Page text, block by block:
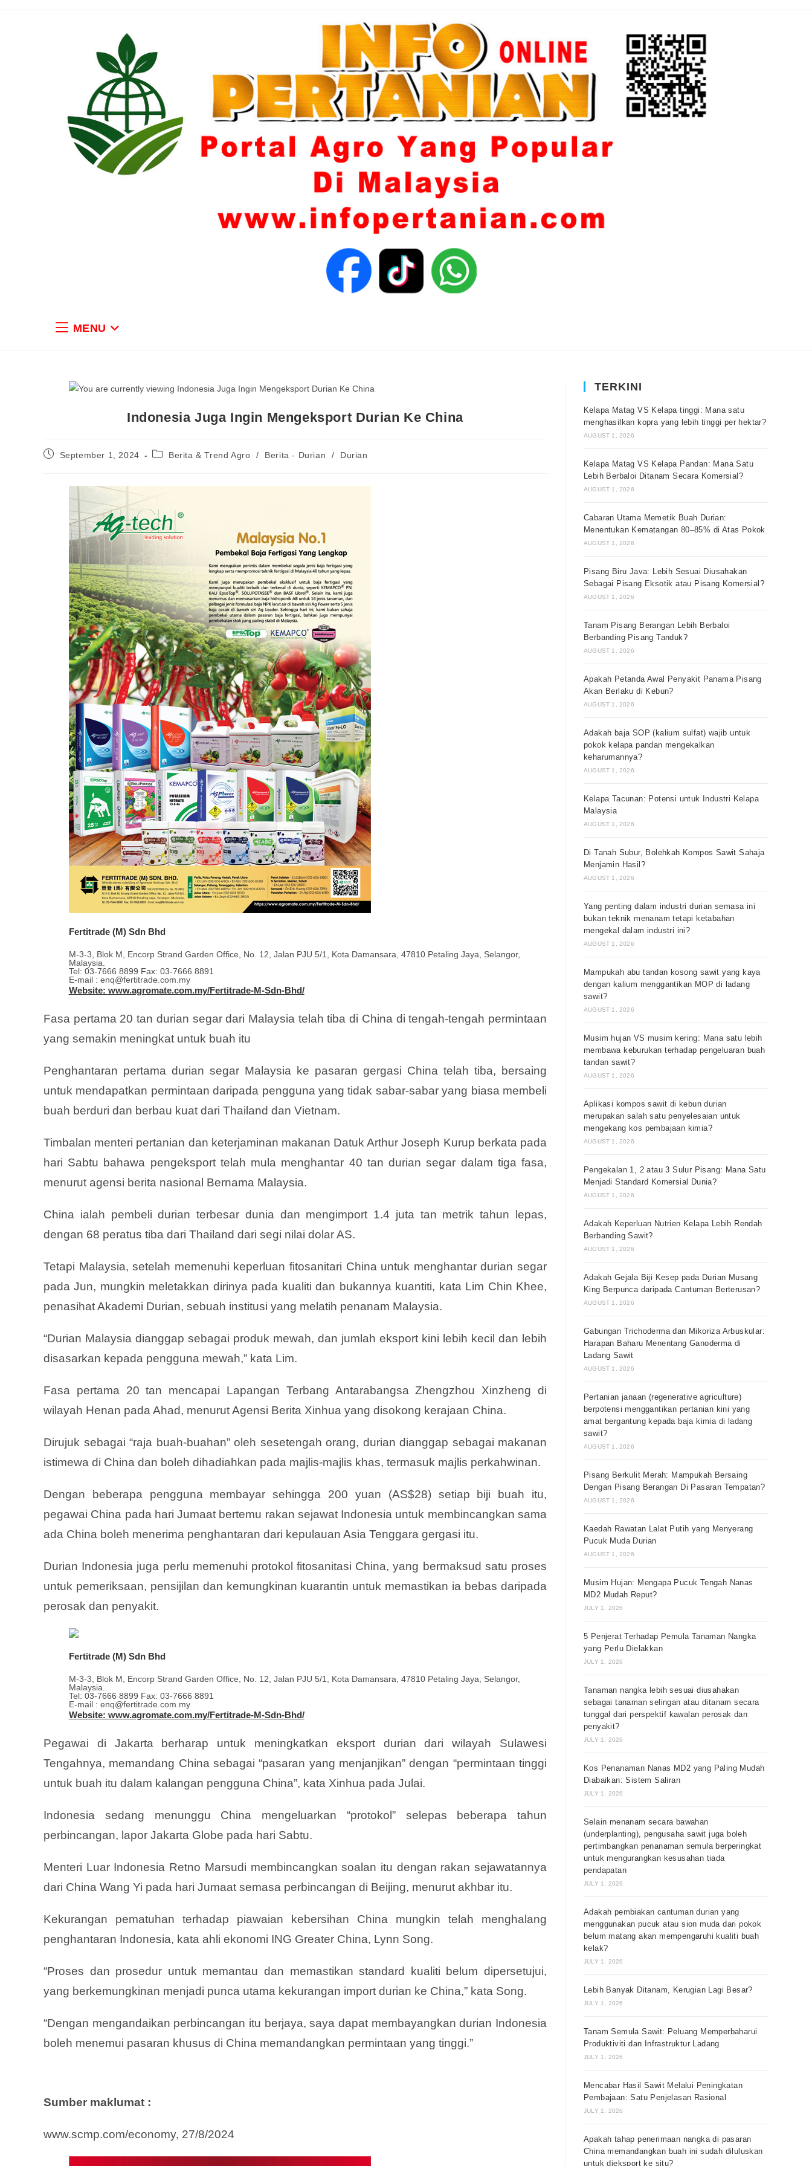
MENU
Indonesia Juga Ingin Mengeksport Durian Ke China
September 1, 2024 Berita & Trend Agro / Berita - Durian / Durian
Fertitrade (M) Sdn Bhd
M-3-3, Blok M, Encorp Strand Garden Office, No. 12, Jalan PJU 5/1, Kota Damansara, 47810 Petaling Jaya, Selangor,
Malaysia.
Tel: 03-7666 8899 Fax: 03-7666 8891
E-mail : enq@fertitrade.com.my
Website: www.agromate.com.my/Fertitrade-M-Sdn-Bhd/
Fasa pertama 20 tan durian segar dari Malaysia telah tiba di China di tengah-tengah permintaan
yang semakin meningkat untuk buah itu
Penghantaran pertama durian segar Malaysia ke pasaran gergasi China telah tiba, bersaing
untuk mendapatkan permintaan daripada pengguna yang tidak sabar-sabar yang biasa membeli
buah berduri dan berbau kuat dari Thailand dan Vietnam.
Timbalan menteri pertanian dan keterjaminan makanan Datuk Arthur Joseph Kurup berkata pada
hari Sabtu bahawa pengeksport telah mula menghantar 40 tan durian segar dalam tiga fasa,
menurut agensi berita nasional Bernama Malaysia.
China ialah pembeli durian terbesar dunia dan mengimport 1.4 juta tan metrik tahun lepas,
dengan 68 peratus tiba dari Thailand dari segi nilai dolar AS.
Tetapi Malaysia, setelah memenuhi keperluan fitosanitari China untuk menghantar durian segar
pada Jun, mungkin meletakkan dirinya pada kualiti dan bukannya kuantiti, kata Lim Chin Khee,
penasihat Akademi Durian, sebuah institusi yang melatih penanam Malaysia.
“Durian Malaysia dianggap sebagai produk mewah, dan jumlah eksport kini lebih kecil dan lebih
disasarkan kepada pengguna mewah,” kata Lim.
Fasa pertama 20 tan mencapai Lapangan Terbang Antarabangsa Zhengzhou Xinzheng di
wilayah Henan pada Ahad, menurut Agensi Berita Xinhua yang disokong kerajaan China.
Dirujuk sebagai “raja buah-buahan” oleh sesetengah orang, durian dianggap sebagai makanan
istimewa di China dan boleh dihadiahkan pada majlis-majlis khas, termasuk majlis perkahwinan.
Dengan beberapa pengguna membayar sehingga 200 yuan (AS$28) setiap biji buah itu,
pegawai China pada hari Jumaat bertemu rakan sejawat Indonesia untuk membincangkan sama
ada China boleh menerima penghantaran dari kepulauan Asia Tenggara gergasi itu.
Durian Indonesia juga perlu memenuhi protokol fitosanitasi China, yang bermaksud satu proses
untuk pemeriksaan, pensijilan dan kemungkinan kuarantin untuk memastikan ia bebas daripada
perosak dan penyakit.
Fertitrade (M) Sdn Bhd
M-3-3, Blok M, Encorp Strand Garden Office, No. 12, Jalan PJU 5/1, Kota Damansara, 47810 Petaling Jaya, Selangor,
Malaysia.
Tel: 03-7666 8899 Fax: 03-7666 8891
E-mail : enq@fertitrade.com.my
Website: www.agromate.com.my/Fertitrade-M-Sdn-Bhd/
Pegawai di Jakarta berharap untuk meningkatkan eksport durian dari wilayah Sulawesi
Tengahnya, memandang China sebagai “pasaran yang menjanjikan” dengan “permintaan tinggi
untuk buah itu dalam kalangan pengguna China”, kata Xinhua pada Julai.
Indonesia sedang menunggu China mengeluarkan “protokol” selepas beberapa tahun
perbincangan, lapor Jakarta Globe pada hari Sabtu.
Menteri Luar Indonesia Retno Marsudi membincangkan soalan itu dengan rakan sejawatannya
dari China Wang Yi pada hari Jumaat semasa perbincangan di Beijing, menurut akhbar itu.
Kekurangan pematuhan terhadap piawaian kebersihan China mungkin telah menghalang
penghantaran Indonesia, kata ahli ekonomi ING Greater China, Lynn Song.
“Proses dan prosedur untuk memantau dan memastikan standard kualiti belum dipersetujui,
yang berkemungkinan menjadi punca utama kekurangan import durian ke China,” kata Song.
“Dengan mengandaikan perbincangan itu berjaya, saya dapat membayangkan durian Indonesia
boleh menemui pasaran khusus di China memandangkan permintaan yang tinggi.”
Sumber maklumat :
www.scmp.com/economy, 27/8/2024
TERKINI
Kelapa Matag VS Kelapa tinggi: Mana satu
menghasilkan kopra yang lebih tinggi per hektar?
AUGUST 1, 2026
Kelapa Matag VS Kelapa Pandan: Mana Satu
Lebih Berbaloi Ditanam Secara Komersial?
AUGUST 1, 2026
Cabaran Utama Memetik Buah Durian:
Menentukan Kematangan 80–85% di Atas Pokok
AUGUST 1, 2026
Pisang Biru Java: Lebih Sesuai Diusahakan
Sebagai Pisang Eksotik atau Pisang Komersial?
AUGUST 1, 2026
Tanam Pisang Berangan Lebih Berbaloi
Berbanding Pisang Tanduk?
AUGUST 1, 2026
Apakah Petanda Awal Penyakit Panama Pisang
Akan Berlaku di Kebun?
AUGUST 1, 2026
Adakah baja SOP (kalium sulfat) wajib untuk
pokok kelapa pandan mengekalkan
keharumannya?
AUGUST 1, 2026
Kelapa Tacunan: Potensi untuk Industri Kelapa
Malaysia
AUGUST 1, 2026
Di Tanah Subur, Bolehkah Kompos Sawit Sahaja
Menjamin Hasil?
AUGUST 1, 2026
Yang penting dalam industri durian semasa ini
bukan teknik menanam tetapi ketabahan
mengekal dalam industri ini?
AUGUST 1, 2026
Mampukah abu tandan kosong sawit yang kaya
dengan kalium menggantikan MOP di ladang
sawit?
AUGUST 1, 2026
Musim hujan VS musim kering: Mana satu lebih
membawa keburukan terhadap pengeluaran buah
tandan sawit?
AUGUST 1, 2026
Aplikasi kompos sawit di kebun durian
merupakan salah satu penyelesaian untuk
mengekang kos pembajaan kimia?
AUGUST 1, 2026
Pengekalan 1, 2 atau 3 Sulur Pisang: Mana Satu
Menjadi Standard Komersial Dunia?
AUGUST 1, 2026
Adakah Keperluan Nutrien Kelapa Lebih Rendah
Berbanding Sawit?
AUGUST 1, 2026
Adakah Gejala Biji Kesep pada Durian Musang
King Berpunca daripada Cantuman Berterusan?
AUGUST 1, 2026
Gabungan Trichoderma dan Mikoriza Arbuskular:
Harapan Baharu Menentang Ganoderma di
Ladang Sawit
AUGUST 1, 2026
Pertanian janaan (regenerative agriculture)
berpotensi menggantikan pertanian kini yang
amat bergantung kepada baja kimia di ladang
sawit?
AUGUST 1, 2026
Pisang Berkulit Merah: Mampukah Bersaing
Dengan Pisang Berangan Di Pasaran Tempatan?
AUGUST 1, 2026
Kaedah Rawatan Lalat Putih yang Menyerang
Pucuk Muda Durian
AUGUST 1, 2026
Musim Hujan: Mengapa Pucuk Tengah Nanas
MD2 Mudah Reput?
JULY 1, 2026
5 Penjerat Terhadap Pemula Tanaman Nangka
yang Perlu Dielakkan
JULY 1, 2026
Tanaman nangka lebih sesuai diusahakan
sebagai tanaman selingan atau ditanam secara
tunggal dari perspektif kawalan perosak dan
penyakit?
JULY 1, 2026
Kos Penanaman Nanas MD2 yang Paling Mudah
Diabaikan: Sistem Saliran
JULY 1, 2026
Selain menanam secara bawahan
(underplanting), pengusaha sawit juga boleh
pertimbangkan penanaman semula berperingkat
untuk mengurangkan kesusahan tiada
pendapatan
JULY 1, 2026
Adakah pembiakan cantuman durian yang
menggunakan pucuk atau sion muda dari pokok
belum matang akan mempengaruhi kualiti buah
kelak?
JULY 1, 2026
Lebih Banyak Ditanam, Kerugian Lagi Besar?
JULY 1, 2026
Tanam Semula Sawit: Peluang Memperbaharui
Produktiviti dan Infrastruktur Ladang
JULY 1, 2026
Mencabar Hasil Sawit Melalui Peningkatan
Pembajaan: Satu Penjelasan Rasional
JULY 1, 2026
Apakah tahap penerimaan nangka di pasaran
China memandangkan buah ini sudah diluluskan
untuk dieksport ke situ?